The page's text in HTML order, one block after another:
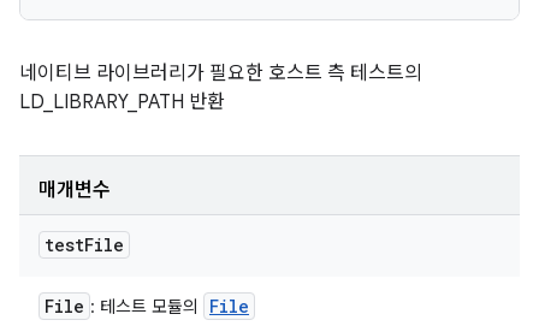
네이티브 라이브러리가 필요한 호스트 측 테스트의
LD_LIBRARY_PATH 반환
매개변수
testFile
File : 테스트 모듈의 File